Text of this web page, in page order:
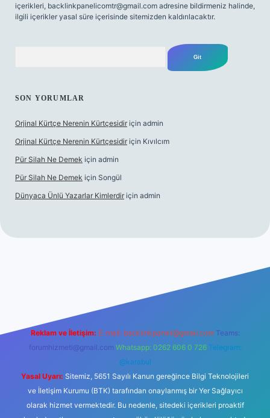
içerikleri, backlinkpanelicomtr@gmail.com adresine bildirmeniz halinde,
ilgili içerikler yasal süre içerisinde sitemizden kaldırılacaktır.
SON YORUMLAR
Orjinal Kürtçe Nerenin Kürtçesidir için admin
Orjinal Kürtçe Nerenin Kürtçesidir için Kıvılcım
Pür Silah Ne Demek için admin
Pür Silah Ne Demek için Songül
Dünyaca Ünlü Yazarlar Kimlerdir için admin
Reklam ve İletişim: E-mail: backlinkpaneli@gmail.com Teams:
forumhizmeti@gmail.com Whatsapp: 0262 606 0 726 Telegram:
@karabul
Yasal Uyarı: Sitemiz, 5651 Sayılı Kanun gereğince Bilgi Teknolojileri
ve İletişim Kurumu (BTK) tarafından onaylanmış bir Yer Sağlayıcı
olarak hizmet vermektedir. Bu nedenle, sitedeki içerikleri proaktif